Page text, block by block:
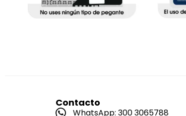
Contacto
WhatsApp: 300 3065788